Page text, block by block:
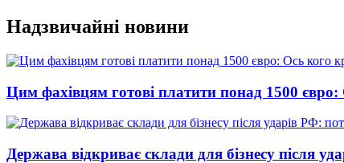
Перейти
до
вмісту
Надзвичайні новини
Цим фахівцям готові платити понад 1500
Держава відкриває склади для бізнесу після